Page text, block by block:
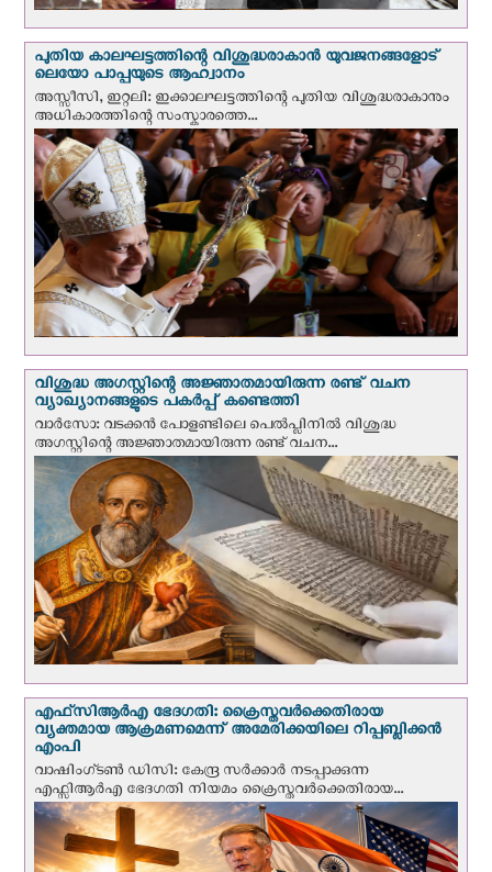
പുതിയ കാലഘട്ടത്തിന്റെ വിശുദ്ധരാകാന്‍ യുവജനങ്ങളോട്
ലെയോ പാപ്പയുടെ ആഹ്വാനം
അസ്സീസി, ഇറ്റലി: ഇക്കാലഘട്ടത്തിന്റെ പുതിയ വിശുദ്ധരാകാനും
അധികാരത്തിന്റെ സംസ്കാരത്തെ...
വിശുദ്ധ അഗസ്റ്റിന്റെ അജ്ഞാതമായിരുന്ന രണ്ട് വചന
വ്യാഖ്യാനങ്ങളുടെ പകര്‍പ്പ് കണ്ടെത്തി
വാര്‍സോ: വടക്കൻ പോളണ്ടിലെ പെൽപ്ലിനില്‍ വിശുദ്ധ
അഗസ്റ്റിന്റെ അജ്ഞാതമായിരുന്ന രണ്ട് വചന...
എഫ്‌സി‌ആര്‍‌എ ഭേദഗതി: ക്രൈസ്തവർക്കെതിരായ
വ്യക്തമായ ആക്രമണമെന്ന് അമേരിക്കയിലെ റിപ്പബ്ലിക്കൻ
എംപി
വാഷിംഗ്ടണ്‍ ഡി‌സി: കേന്ദ്ര സർക്കാർ നടപ്പാക്കുന്ന
എഫ്സിആർഎ ഭേദഗതി നിയമം ക്രൈസ്തവർക്കെതിരായ...